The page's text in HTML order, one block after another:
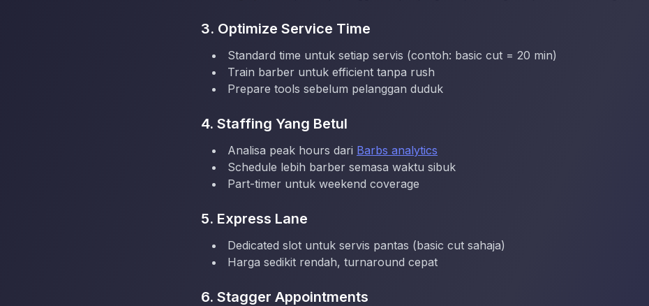
3. Optimize Service Time
Standard time untuk setiap servis (contoh: basic cut = 20 min)
Train barber untuk efficient tanpa rush
Prepare tools sebelum pelanggan duduk
4. Staffing Yang Betul
Analisa peak hours dari Barbs analytics
Schedule lebih barber semasa waktu sibuk
Part-timer untuk weekend coverage
5. Express Lane
Dedicated slot untuk servis pantas (basic cut sahaja)
Harga sedikit rendah, turnaround cepat
6. Stagger Appointments